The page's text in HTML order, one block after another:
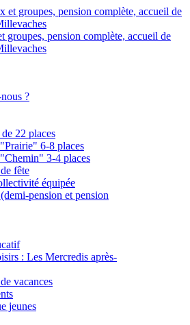
groupes, pension complète, accueil de
?
22 places
6-8 places
3-4 places
fête
équipée
pension et pension
: Les Mercredis après-
vacances
jeunes